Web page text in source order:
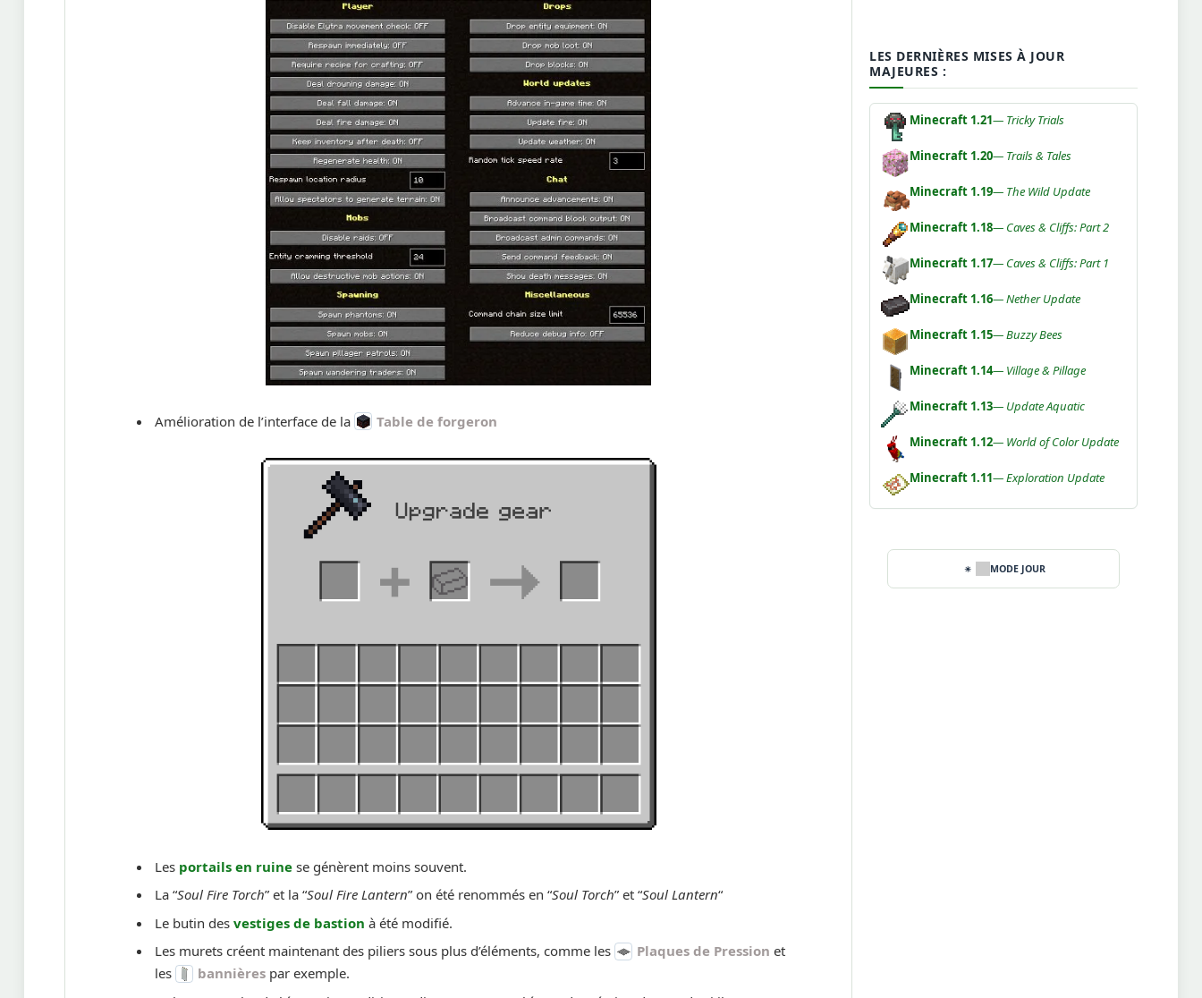
Amélioration de l’interface de la Table de forgeron
Les portails en ruine se génèrent moins souvent.
La “Soul Fire Torch” et la “Soul Fire Lantern” on été renommés en “Soul Torch” et “Soul Lantern“
Le butin desvestiges de bastion à été modifié.
Les murets créent maintenant des piliers sous plus d’éléments, comme les
Plaques de Pression et
les
bannières par exemple.
LES DERNIÈRES MISES À JOUR
MAJEURES :
Minecraft 1.21— Tricky Trials
Minecraft 1.20— Trails & Tales
Minecraft 1.19— The Wild Update
Minecraft 1.18— Caves & Cliffs: Part 2
Minecraft 1.17— Caves & Cliffs: Part 1
Minecraft 1.16— Nether Update
Minecraft 1.15— Buzzy Bees
Minecraft 1.14— Village & Pillage
Minecraft 1.13— Update Aquatic
Minecraft 1.12— World of Color Update
Minecraft 1.11— Exploration Update
MODE JOUR